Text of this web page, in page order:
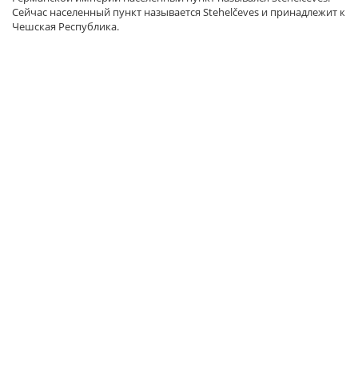
Сейчас населенный пункт называется Stehelčeves и принадлежит к
Чешская Республика.